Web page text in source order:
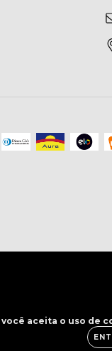
você aceita o uso de